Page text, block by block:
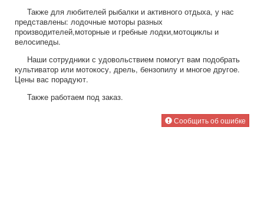
ТВ программа Я - пенсионер
Также для любителей рыбалки и активного отдыха, у нас
представлены: лодочные моторы разных
производителей,моторные и гребные лодки,мотоциклы и
велосипеды.
Наши сотрудники с удовольствием помогут вам подобрать
культиватор или мотокосу, дрель, бензопилу и многое другое.
Цены вас порадуют.
Также работаем под заказ.
Сообщить об ошибке